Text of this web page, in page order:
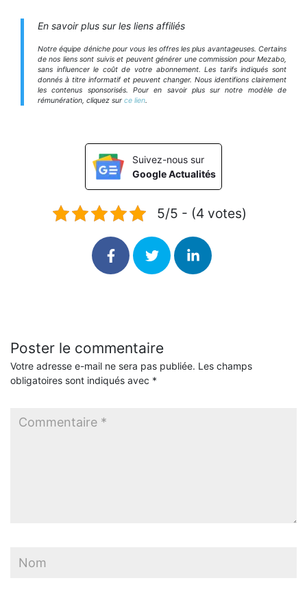
En savoir plus sur les liens affiliés
Notre équipe déniche pour vous les offres les plus avantageuses. Certains
de nos liens sont suivis et peuvent générer une commission pour Mezabo,
sans influencer le coût de votre abonnement. Les tarifs indiqués sont
donnés à titre informatif et peuvent changer. Nous identifions clairement
les contenus sponsorisés. Pour en savoir plus sur notre modèle de
rémunération, cliquez sur ce lien.
Suivez-nous sur
Google Actualités
5/5 - (4 votes)
Poster le commentaire
Votre adresse e-mail ne sera pas publiée. Les champs
obligatoires sont indiqués avec *